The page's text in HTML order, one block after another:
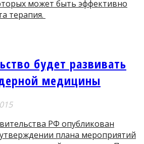
может быть эффективно
терапия.
будет развивать
медицины
РФ опубликован
плана мероприятий